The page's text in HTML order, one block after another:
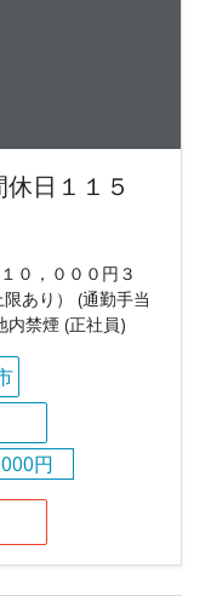
日１１５
０，０００円３
あり） (通勤手当
内禁煙 (正社員)
円